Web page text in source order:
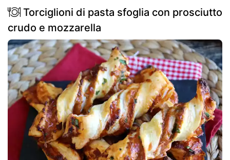
Torciglioni di pasta sfoglia con prosciutto
crudo e mozzarella